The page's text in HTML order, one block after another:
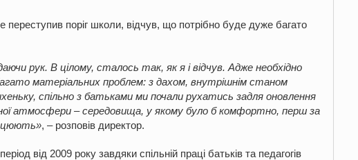
поріг школи, відчув, що потрібно буде дуже багато
рук. В цілому, сталось так, як я і відчув. Адже необхідно
матеріальних проблем: з дахом, внутрішнім станом
спільно з батьками ми почали рухатись задля оновлення
атмосфери – середовища, у якому було б комфортно, перш за
, – розповів директор.
від 2009 року завдяки спільній праці батьків та педагогів